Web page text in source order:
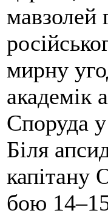
мавзолей
мирну
академік
Споруда у
Біля
капітану
бою